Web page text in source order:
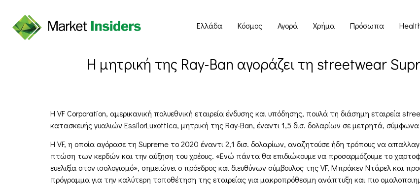
Ελλάδα Κόσμος Αγορά Χρήμα Πρόσωπα
Η μητρική της Ray-Ban αγοράζει τη streetwear
Η VF Corporation, αμερικανική πολυεθνική εταιρεία ένδυσης και υπόδησης, πουλά τη διάσημη εταιρεία
κατασκευής γυαλιών EssilorLuxottica, μητρική της Ray-Ban, έναντι 1,5 δισ. δολαρίων σε μετρητά, σύμφωνα
Η VF, η οποία αγόρασε τη Supreme το 2020 έναντι 2,1 δισ. δολαρίων, αναζητούσε ήδη τρόπους να
πτώση των κερδών και την αύξηση του χρέους. «Ενώ πάντα θα επιδιώκουμε να προσαρμόζουμε το
ευελιξία στον ισολογισμό», σημειώνει ο πρόεδρος και διευθύνων σύμβουλος της VF, Μπράκεν Ντάρελ και
πρόγραμμα για την καλύτερη τοποθέτηση της εταιρείας για μακροπρόθεσμη ανάπτυξη και πιο